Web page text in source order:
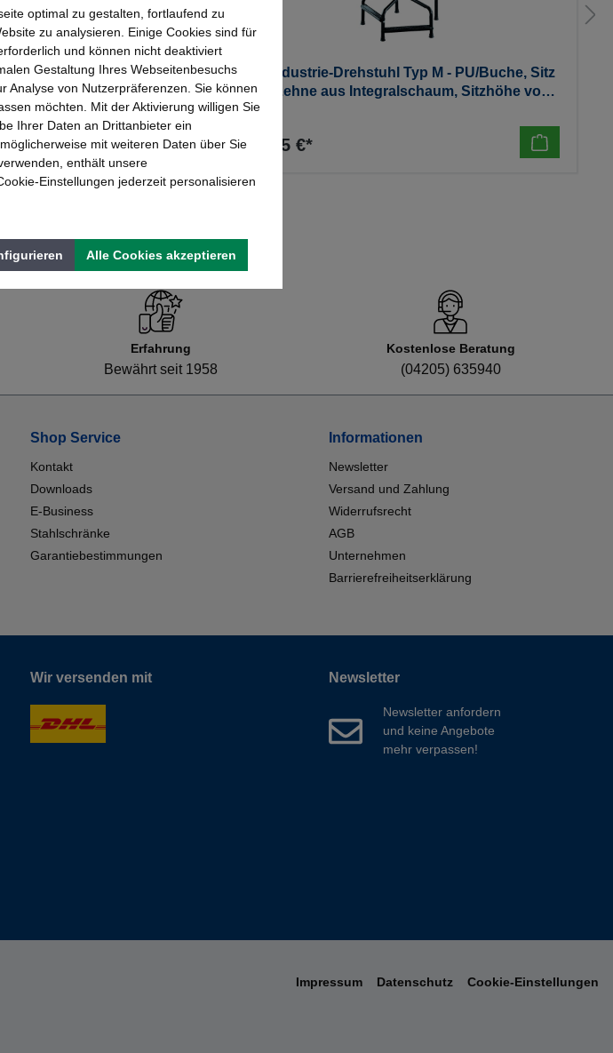
Sitness 20
Lotz Industrie-Drehstuhl Typ M - PU/Buche, Sitz
+ /Rü.Lehne aus Integralschaum, Sitzhöhe von
374,85 €*
Erfahrung
Bewährt seit 1958
Kostenlose Beratung
(04205) 635940
Shop Service
Kontakt
Downloads
E-Business
Stahlschränke
Garantiebestimmungen
Informationen
Newsletter
Versand und Zahlung
Widerrufsrecht
AGB
Unternehmen
Barrierefreiheitserklärung
Wir versenden mit Newsletter
Newsletter anfordern
und keine Angebote
mehr verpassen!
Impressum Datenschutz Cookie-Einstellungen
optimal zu gestalten, fortlaufend zu
zu analysieren. Einige Cookies sind für
und können nicht deaktiviert
Gestaltung Ihres Webseitenbesuchs
Analyse von Nutzerpräferenzen. Sie können
möchten. Mit der Aktivierung willigen Sie
Ihrer Daten an Drittanbieter ein
mit weiteren Daten über Sie
enthält unsere
Einstellungen jederzeit personalisieren
Alle Cookies akzeptieren